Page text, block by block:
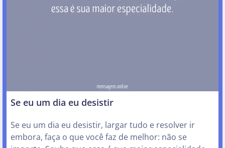
Se eu um dia eu desistir
Se eu um dia eu desistir, largar tudo e resolver ir
embora, faça o que você faz de melhor: não se